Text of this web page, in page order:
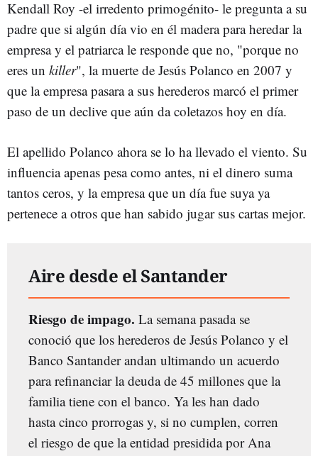
Kendall Roy -el irredento primogénito- le pregunta a su
padre que si algún día vio en él madera para heredar la
empresa y el patriarca le responde que no, "porque no
eres un killer", la muerte de Jesús Polanco en 2007 y
que la empresa pasara a sus herederos marcó el primer
paso de un declive que aún da coletazos hoy en día.
El apellido Polanco ahora se lo ha llevado el viento. Su
influencia apenas pesa como antes, ni el dinero suma
tantos ceros, y la empresa que un día fue suya ya
pertenece a otros que han sabido jugar sus cartas mejor.
Aire desde el Santander
Riesgo de impago. La semana pasada se
conoció que los herederos de Jesús Polanco y el
Banco Santander andan ultimando un acuerdo
para refinanciar la deuda de 45 millones que la
familia tiene con el banco. Ya les han dado
hasta cinco prorrogas y, si no cumplen, corren
el riesgo de que la entidad presidida por Ana